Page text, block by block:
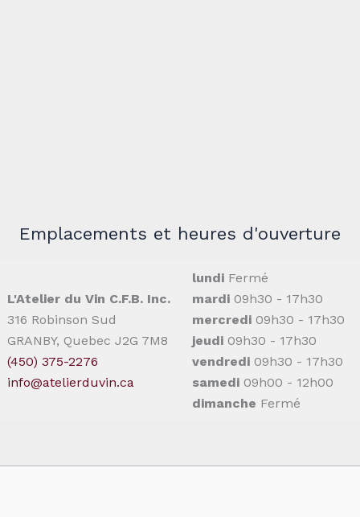
Emplacements et heures d'ouverture
L'Atelier du Vin C.F.B. Inc.
316 Robinson Sud
GRANBY, Quebec J2G 7M8
(450) 375-2276
info@atelierduvin.ca
lundi Fermé
mardi 09h30 - 17h30
mercredi 09h30 - 17h30
jeudi 09h30 - 17h30
vendredi 09h30 - 17h30
samedi 09h00 - 12h00
dimanche Fermé